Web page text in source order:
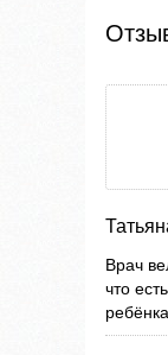
Врач
что